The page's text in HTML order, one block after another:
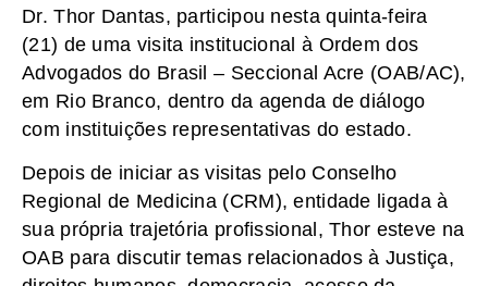
Dr. Thor Dantas, participou nesta quinta-feira
(21) de uma visita institucional à Ordem dos
Advogados do Brasil – Seccional Acre (OAB/AC),
em Rio Branco, dentro da agenda de diálogo
com instituições representativas do estado.
Depois de iniciar as visitas pelo Conselho
Regional de Medicina (CRM), entidade ligada à
sua própria trajetória profissional, Thor esteve na
OAB para discutir temas relacionados à Justiça,